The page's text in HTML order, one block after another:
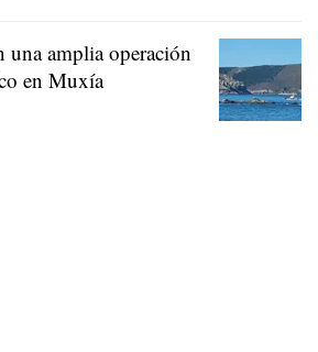
una amplia operación
en Muxía